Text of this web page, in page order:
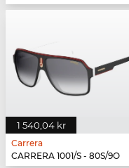
1 540,04 kr
Carrera
CARRERA 1001/S - 80S/9O